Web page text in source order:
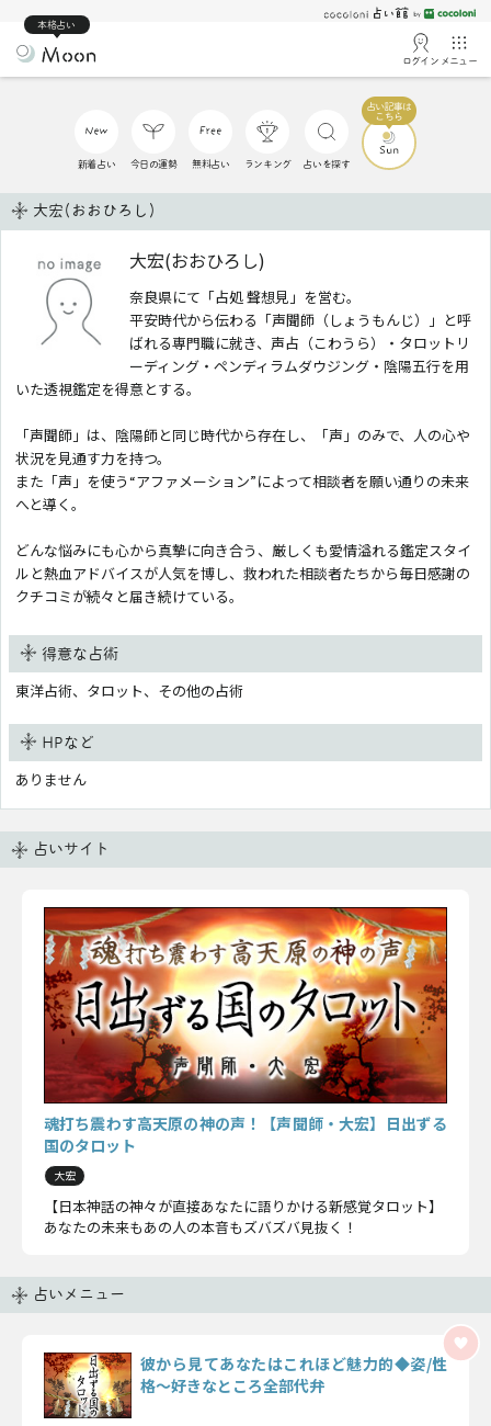
本格占い
ログイン メニュー
新着占い 今日の運勢 無料占い ランキング 占いを探す
大宏(おおひろし)
大宏(おおひろし)
奈良県にて「占処 聲想見」を営む。
平安時代から伝わる「声聞師（しょうもんじ）」と呼
ばれる専門職に就き、声占（こわうら）・タロットリ
ーディング・ペンディラムダウジング・陰陽五行を用
いた透視鑑定を得意とする。
「声聞師」は、陰陽師と同じ時代から存在し、「声」のみで、人の心や
状況を見通す力を持つ。
また「声」を使う“アファメーション”によって相談者を願い通りの未来
へと導く。
どんな悩みにも心から真摯に向き合う、厳しくも愛情溢れる鑑定スタイ
ルと熱血アドバイスが人気を博し、救われた相談者たちから毎日感謝の
クチコミが続々と届き続けている。
得意な占術
東洋占術、タロット、その他の占術
HPなど
ありません
占いサイト
魂打ち震わす高天原の神の声！【声聞師・大宏】日出ずる
国のタロット
大宏
【日本神話の神々が直接あなたに語りかける新感覚タロット】
あなたの未来もあの人の本音もズバズバ見抜く！
占いメニュー
彼から見てあなたはこれほど魅力的◆姿/性
格〜好きなところ全部代弁